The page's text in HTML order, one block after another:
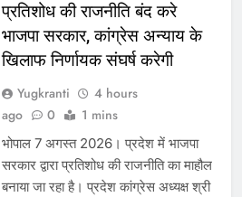
प्रतिशोध की राजनीति बंद करे
भाजपा सरकार, कांग्रेस अन्याय के
खिलाफ निर्णायक संघर्ष करेगी
Yugkranti
4 hours
ago
0 1 mins
भोपाल 7 अगस्त 2026। प्रदेश में भाजपा
सरकार द्वारा प्रतिशोध की राजनीति का माहौल
बनाया जा रहा है। प्रदेश कांग्रेस अध्यक्ष श्री